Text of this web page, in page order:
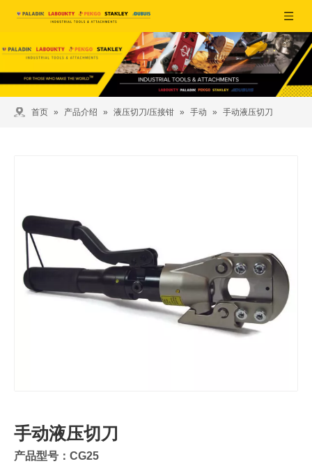
首页 » 产品介绍 » 液压切刀/压接钳 » 手动 » 手动液压切刀
手动液压切刀
产品型号：CG25